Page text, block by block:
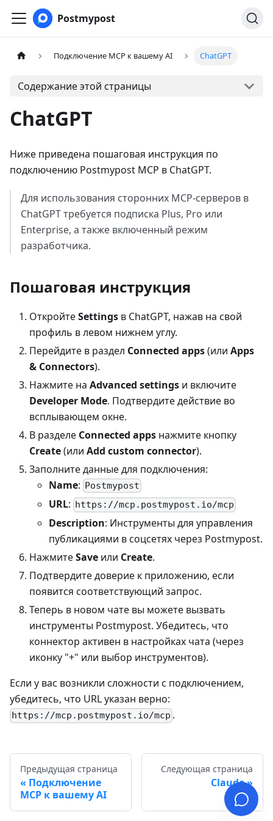
Postmypost
Подключение MCP к вашему AI ChatGPT
Содержание этой страницы
ChatGPT
Ниже приведена пошаговая инструкция по
подключению Postmypost MCP в ChatGPT.
Для использования сторонних MCP-серверов в
ChatGPT требуется подписка Plus, Pro или
Enterprise, а также включенный режим
разработчика.
Пошаговая инструкция
ОткройтеSettings в ChatGPT, нажав на свой
профиль в левом нижнем углу.
Перейдите в раздел Connected apps(или Apps
& Connectors).
Нажмите на Advanced settings и включите
Developer Mode. Подтвердите действие во
всплывающем окне.
В разделе Connected apps нажмите кнопку
Create(или Add custom connector).
Заполните данные для подключения:
Name: Postmypost
URL: https://mcp.postmypost.io/mcp
Description: Инструменты для управления
публикациями в соцсетях через Postmypost.
НажмитеSave или Create.
Подтвердите доверие к приложению, если
появится соответствующий запрос.
Теперь в новом чате вы можете вызвать
инструменты Postmypost. Убедитесь, что
коннектор активен в настройках чата (через
иконку "+" или выбор инструментов).
Если у вас возникли сложности с подключением,
убедитесь, что URL указан верно:
https://mcp.postmypost.io/mcp .
Предыдущая страница
Подключение
MCP к вашему AI
Следующая страница
Claude